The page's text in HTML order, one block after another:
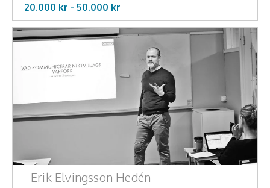
Omvärld, politik, juridik
Pedagogik, skola, föräldraskap
Teamwork, teambuilding, relationer
Vård, omsorg, beroende
Företagsledare
20.000 kr - 50.000 kr
Erik Elvingsson Hedén